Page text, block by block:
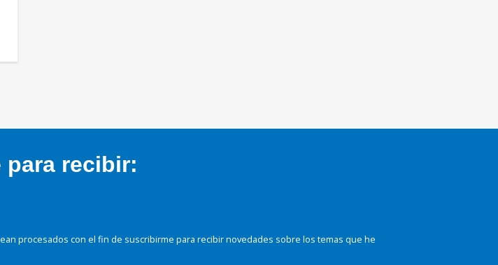
para recibir:
procesados con el fin de suscribirme para recibir novedades sobre los temas que he